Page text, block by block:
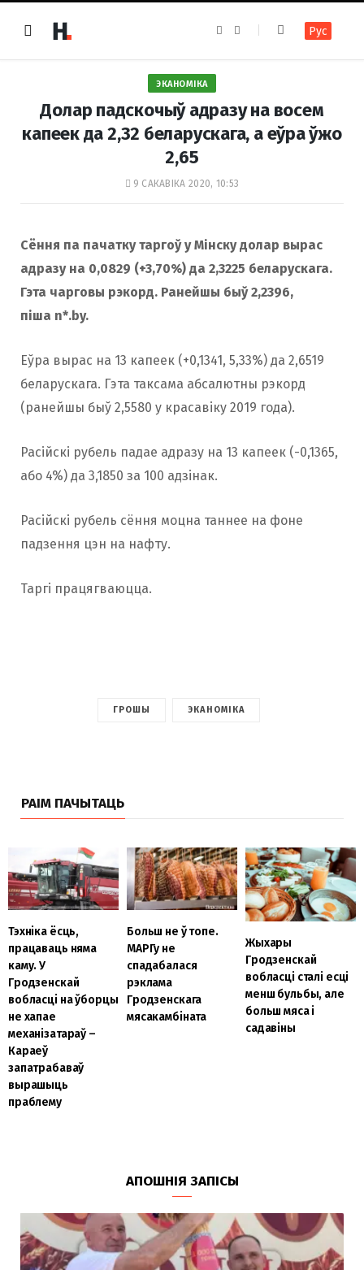
e
k
t
a
m
Рус
ЭКАНОМІКА
Долар падскочыў адразу на восем
капеек да 2,32 беларускага, а еўра ўжо
2,65
9 САКАВІКА 2020, 10:53
Сёння па пачатку таргоў у Мінску долар вырас
адразу на 0,0829 (+3,70%) да 2,3225 беларускага.
Гэта чарговы рэкорд. Ранейшы быў 2,2396,
піша n*.by.
Еўра вырас на 13 капеек (+0,1341, 5,33%) да 2,6519
беларускага. Гэта таксама абсалютны рэкорд
(ранейшы быў 2,5580 у красавіку 2019 года).
Расійскі рубель падае адразу на 13 капеек (-0,1365,
або 4%) да 3,1850 за 100 адзінак.
Расійскі рубель сёння моцна таннее на фоне
падзення цэн на нафту.
Таргі працягваюцца.
ГРОШЫ ЭКАНОМІКА
РАІМ ПАЧЫТАЦЬ
Тэхніка ёсць,
працаваць няма
каму. У
Гродзенскай
вобласці на ўборцы
не хапае
механізатараў –
Караеў
запатрабаваў
вырашыць
праблему
Больш не ў топе.
МАРГу не
спадабалася
рэклама
Гродзенскага
мясакамбіната
Жыхары
Гродзенскай
вобласці сталі есці
менш бульбы, але
больш мяса і
садавіны
АПОШНІЯ ЗАПІСЫ